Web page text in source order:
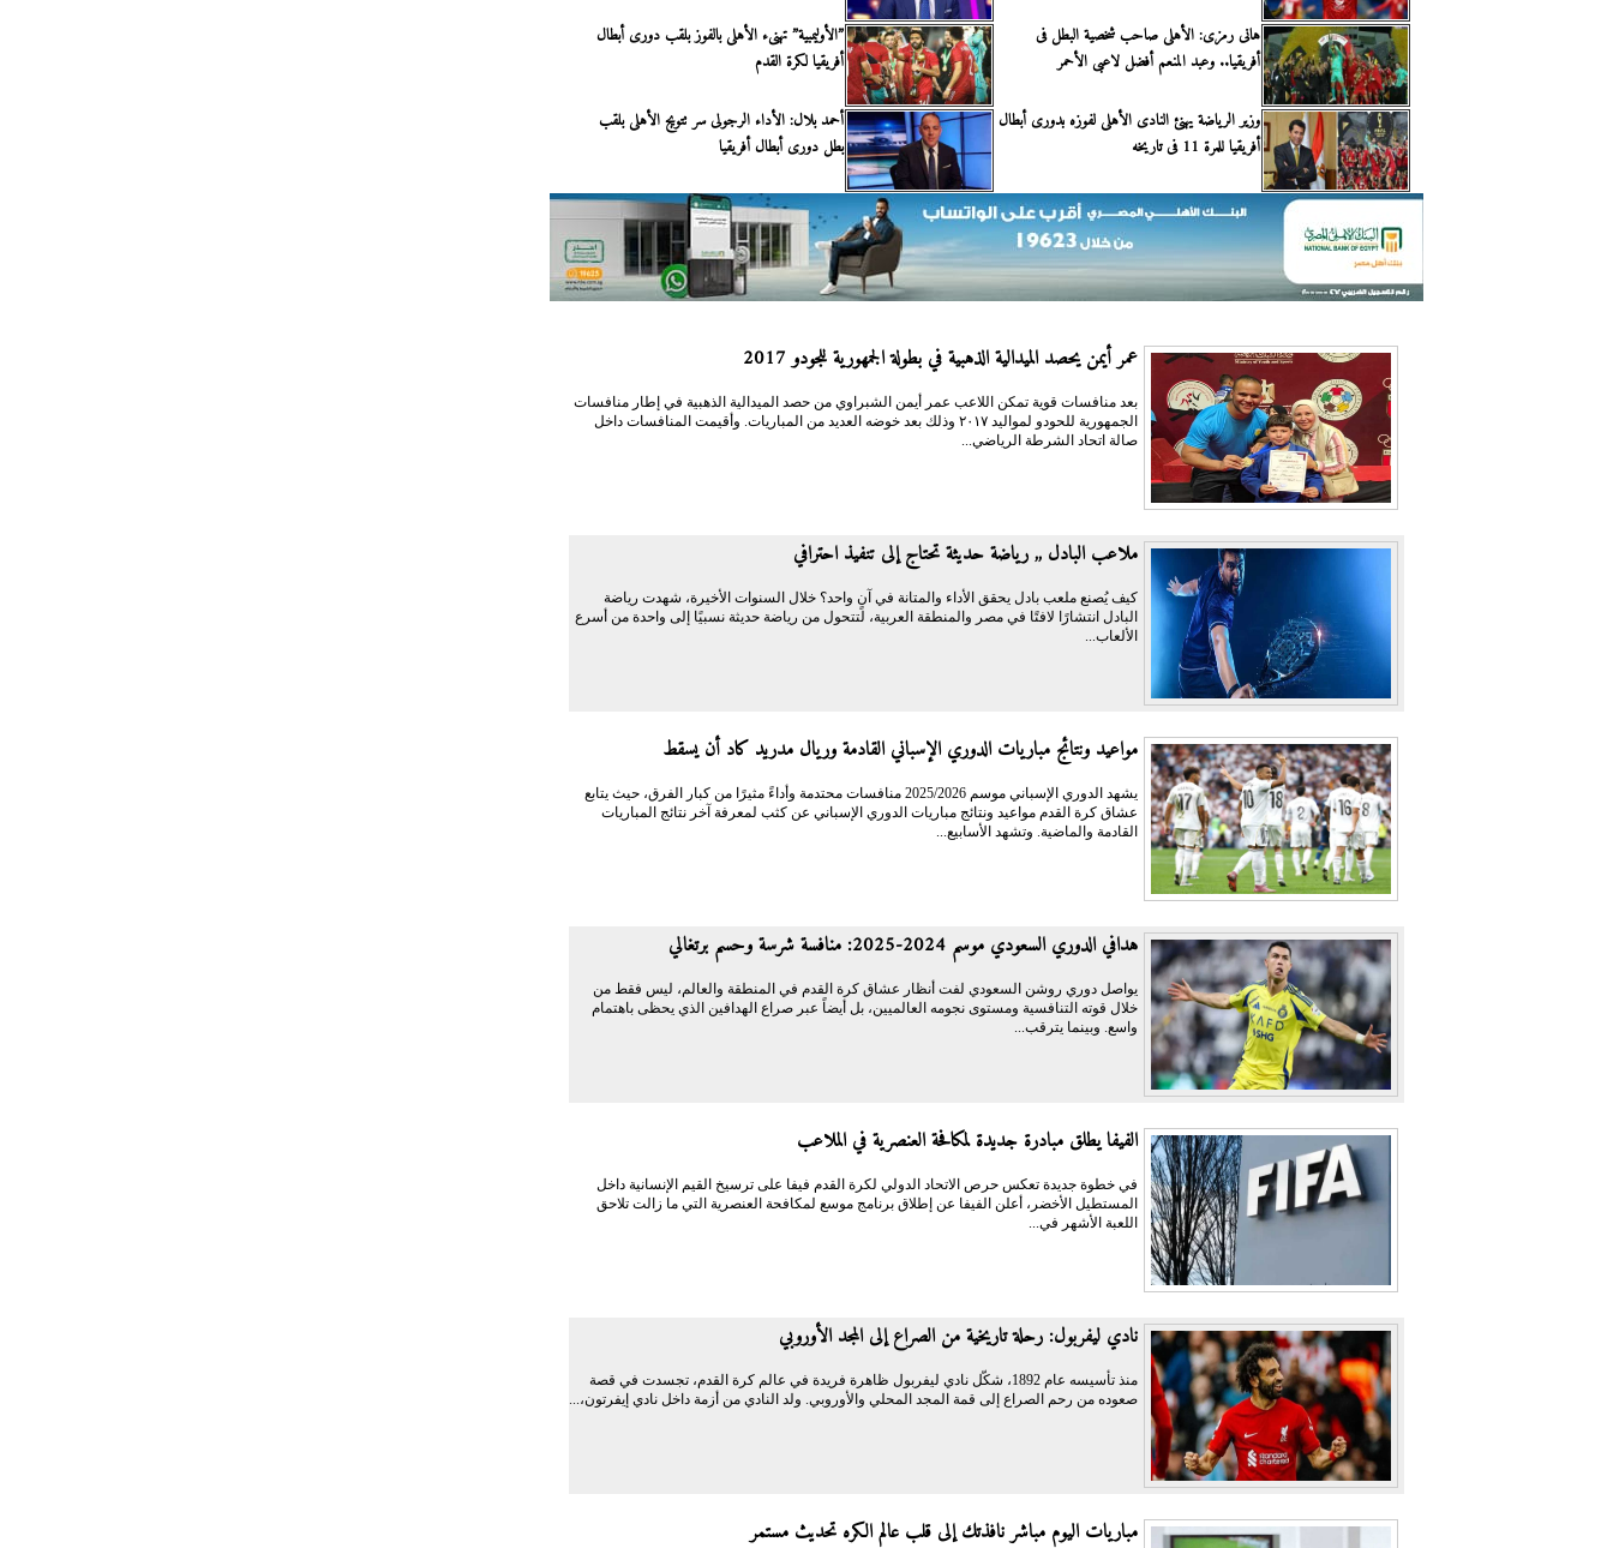
هانى رمزى: الأهلى صاحب شخصية البطل فى
أفريقيا.. وعبد المنعم أفضل لاعبى الأحمر
”الأوليمبية” تهنىء الأهلى بالفوز بلقب دورى أبطال
أفريقيا لكرة القدم
وزير الرياضة يهنئ النادى الأهلى لفوزه بدورى أبطال
أفريقيا للمرة 11 فى تاريخه
أحمد بلال: الأداء الرجولى سر تتويج الأهلى بلقب
بطل دورى أبطال أفريقيا
عمر أيمن يحصد الميدالية الذهبية في بطولة الجمهورية للجودو 2017
بعد منافسات قوية تمكن اللاعب عمر أيمن الشبراوي من حصد الميدالية الذهبية في إطار منافسات
الجمهورية للحودو لمواليد ٢٠١٧ وذلك بعد خوضه العديد من المباريات. وأقيمت المنافسات داخل
صالة اتحاد الشرطة الرياضي...
ملاعب البادل ,, رياضة حديثة تحتاج إلى تنفيذ احترافي
كيف يُصنع ملعب بادل يحقق الأداء والمتانة في آنٍ واحد؟ خلال السنوات الأخيرة، شهدت رياضة
البادل انتشارًا لافتًا في مصر والمنطقة العربية، لتتحول من رياضة حديثة نسبيًا إلى واحدة من أسرع
الألعاب...
مواعيد ونتائج مباريات الدوري الإسباني القادمة وريال مدريد كاد أن يسقط
يشهد الدوري الإسباني موسم 2025/2026 منافسات محتدمة وأداءً مثيرًا من كبار الفرق، حيث يتابع
عشاق كرة القدم مواعيد ونتائج مباريات الدوري الإسباني عن كثب لمعرفة آخر نتائج المباريات
القادمة والماضية. وتشهد الأسابيع...
هدافي الدوري السعودي موسم 2024-2025: منافسة شرسة وحسم برتغالي
يواصل دوري روشن السعودي لفت أنظار عشاق كرة القدم في المنطقة والعالم، ليس فقط من
خلال قوته التنافسية ومستوى نجومه العالميين، بل أيضاً عبر صراع الهدافين الذي يحظى باهتمام
واسع. وبينما يترقب...
الفيفا يطلق مبادرة جديدة لمكافحة العنصرية في الملاعب
في خطوة جديدة تعكس حرص الاتحاد الدولي لكرة القدم فيفا على ترسيخ القيم الإنسانية داخل
المستطيل الأخضر، أعلن الفيفا عن إطلاق برنامج موسع لمكافحة العنصرية التي ما زالت تلاحق
اللعبة الأشهر في...
نادي ليفربول: رحلة تاريخية من الصراع إلى المجد الأوروبي
منذ تأسيسه عام 1892، شكّل نادي ليفربول ظاهرة فريدة في عالم كرة القدم، تجسدت في قصة
صعوده من رحم الصراع إلى قمة المجد المحلي والأوروبي. ولد النادي من أزمة داخل نادي إيفرتون،...
مباريات اليوم مباشر نافذتك إلى قلب عالم الكره تحديث مستمر